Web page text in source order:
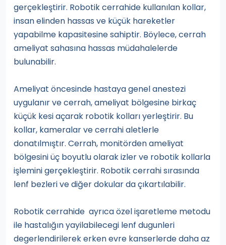
gerçekleştirir. Robotik cerrahide kullanılan kollar,
insan elinden hassas ve küçük hareketler
yapabilme kapasitesine sahiptir. Böylece, cerrah
ameliyat sahasına hassas müdahalelerde
bulunabilir.
Ameliyat öncesinde hastaya genel anestezi
uygulanır ve cerrah, ameliyat bölgesine birkaç
küçük kesi açarak robotik kolları yerleştirir. Bu
kollar, kameralar ve cerrahi aletlerle
donatılmıştır. Cerrah, monitörden ameliyat
bölgesini üç boyutlu olarak izler ve robotik kollarla
işlemini gerçekleştirir. Robotik cerrahi sırasında
lenf bezleri ve diğer dokular da çıkartılabilir.
Robotik cerrahide ayrıca özel işaretleme metodu
ile hastalığın yayilabilecegi lenf dugunleri
degerlendirilerek erken evre kanserlerde daha az